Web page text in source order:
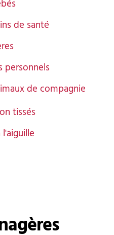
de santé
personnels
de compagnie
tissés